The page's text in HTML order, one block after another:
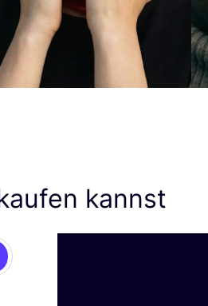
kannst